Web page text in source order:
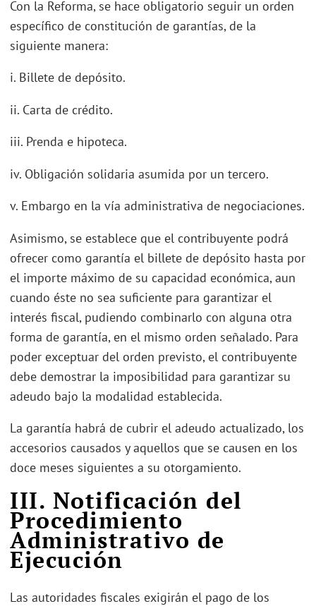
Con la Reforma, se hace obligatorio seguir un orden
específico de constitución de garantías, de la
siguiente manera:
i. Billete de depósito.
ii. Carta de crédito.
iii. Prenda e hipoteca.
iv. Obligación solidaria asumida por un tercero.
v. Embargo en la vía administrativa de negociaciones.
Asimismo, se establece que el contribuyente podrá
ofrecer como garantía el billete de depósito hasta por
el importe máximo de su capacidad económica, aun
cuando éste no sea suficiente para garantizar el
interés fiscal, pudiendo combinarlo con alguna otra
forma de garantía, en el mismo orden señalado. Para
poder exceptuar del orden previsto, el contribuyente
debe demostrar la imposibilidad para garantizar su
adeudo bajo la modalidad establecida.
La garantía habrá de cubrir el adeudo actualizado, los
accesorios causados y aquellos que se causen en los
doce meses siguientes a su otorgamiento.
III. Notificación del
Procedimiento
Administrativo de
Ejecución
Las autoridades fiscales exigirán el pago de los